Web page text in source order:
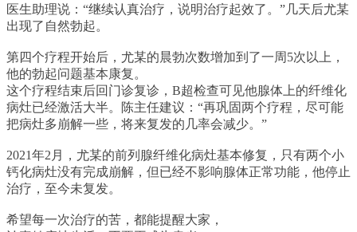
医生助理说：“继续认真治疗，说明治疗起效了。”几天后尤某
出现了自然勃起。
第四个疗程开始后，尤某的晨勃次数增加到了一周5次以上，
他的勃起问题基本康复。
这个疗程结束后回门诊复诊，B超检查可见他腺体上的纤维化
病灶已经激活大半。陈主任建议：“再巩固两个疗程，尽可能
把病灶多崩解一些，将来复发的几率会减少。”
2021年2月，尤某的前列腺纤维化病灶基本修复，只有两个小
钙化病灶没有完成崩解，但已经不影响腺体正常功能，他停止
治疗，至今未复发。
希望每一次治疗的苦，都能提醒大家，